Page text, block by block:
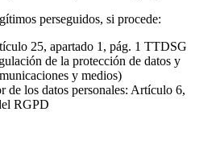
perseguidos, si procede:
25, apartado 1, pág. 1 TTDSG
de la protección de datos y
y medios)
de los datos personales: Artículo 6,
RGPD